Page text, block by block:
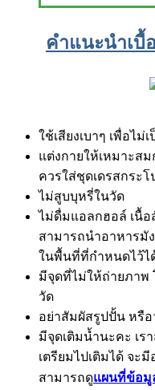
คำแนะนำเบื้
ใช้เสียงเบาๆ เพื่อไ
แต่งกายให้เหมาะส
ควรใส่ชุดเดรสกระโ
ไม่สูบบุหรี่ในวัด
ไม่ดื่มแอลกฮอล์ เนื้
สามารถนำอาหารมั
ในพื้นที่ที่กำหนดไว้ไ
มีจุดที่ไม่ให้ถ่ายภาพ
วัด
อย่าสัมผัสรูปปั้น หรื
มีจุดเติมน้ำนะคะ เร
เตรียมไปเติมได้ จะ
สามารถดูแผนที่ข้อมู